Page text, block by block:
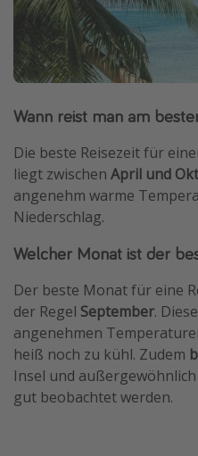
Wann reist man am
Die beste Reisezeit für
liegt zwischen April und
angenehm warme
Niederschlag.
Welcher Monat ist der
Der beste Monat für eine
der Regel September.
angenehmen
heiß noch zu kühl. Zudem
Insel und
gut beobachtet werden.